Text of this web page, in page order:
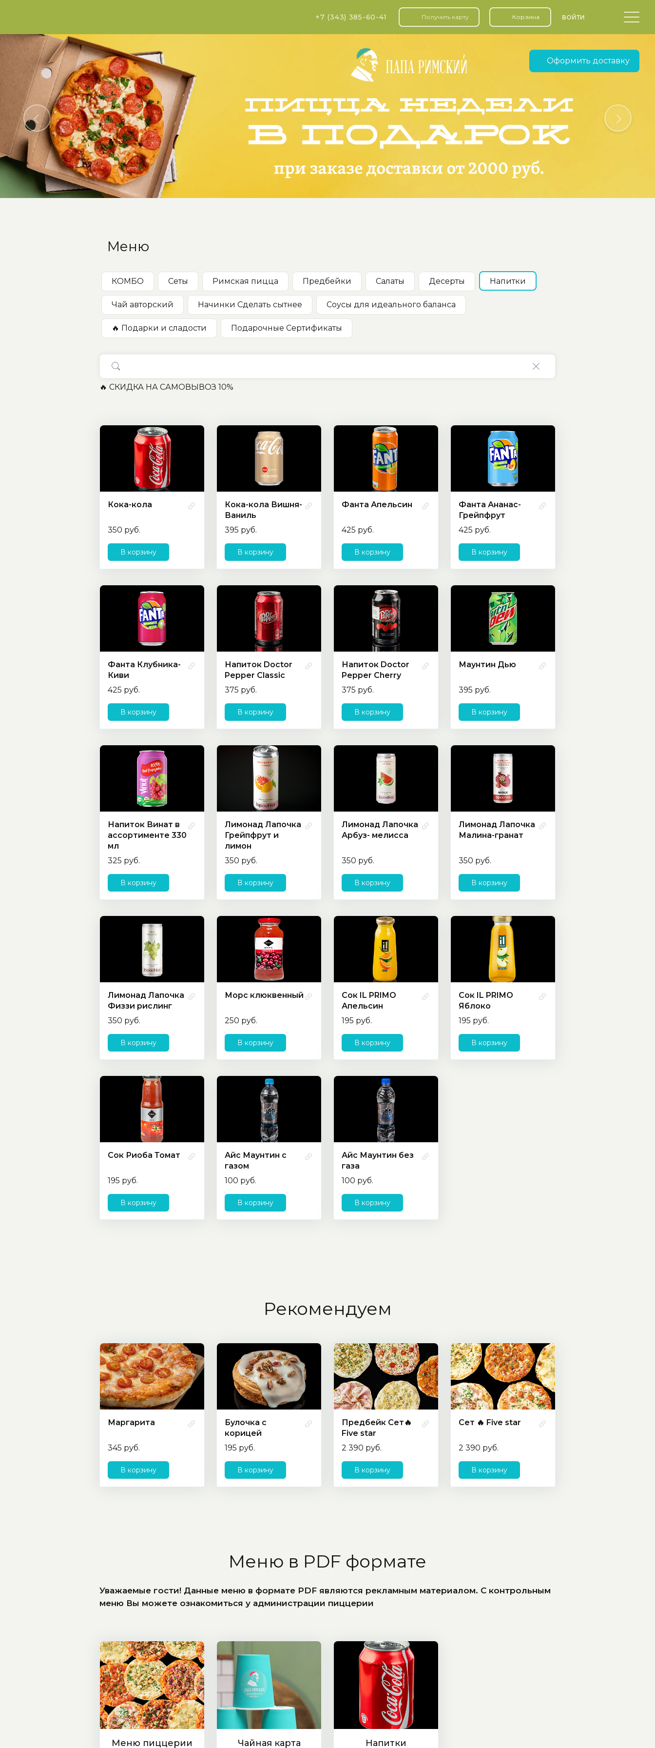
Оформить доставку
+7 (343) 385-60-41 Получить карту Корзина ВОЙТИ
Меню
КОМБО Сеты Римская пицца Предбейки Салaты Дeсерты Нaпитки
Чай авторский Начинки Сделать сытнее Соусы для идеального баланса
🔥 Подарки и сладости Подарочные Сертификаты
🔥 СКИДКА НА САМОВЫВОЗ 10%
Кока-кола
350 руб.
В корзину
Кока-кола Вишня-
Ваниль
395 руб.
В корзину
Фанта Апельсин
425 руб.
В корзину
Фанта Ананас-
Грейпфрут
425 руб.
В корзину
Фанта Клубника-
Киви
425 руб.
В корзину
Напиток Doctor
Pepper Classic
375 руб.
В корзину
Напиток Doctor
Pepper Cherry
375 руб.
В корзину
Маунтин Дью
395 руб.
В корзину
Напиток Винат в
ассортименте 330
мл
325 руб.
В корзину
Лимонад Лапочка
Грейпфрут и
лимон
350 руб.
В корзину
Лимонад Лапочка
Арбуз- мелисса
350 руб.
В корзину
Лимонад Лапочка
Малина-гранат
350 руб.
В корзину
Лимонад Лапочка
Физзи рислинг
350 руб.
В корзину
Морс клюквенный
250 руб.
В корзину
Сок IL PRIMO
Апельсин
195 руб.
В корзину
Сок IL PRIMO
Яблоко
195 руб.
В корзину
Сок Риоба Томат
195 руб.
В корзину
Айс Маунтин с
газом
100 руб.
В корзину
Айс Маунтин без
газа
100 руб.
В корзину
Рекомендуем
Маргарита
345 руб.
В корзину
Булочка с
корицей
195 руб.
В корзину
Предбейк Сет🔥
Five star
2 390 руб.
В корзину
Сет 🔥 Five star
2 390 руб.
В корзину
Меню в PDF формате
Уважаемые гости! Данные меню в формате PDF являются рекламным материалом. С контрольным
меню Вы можете ознакомиться у администрации пиццерии
Меню пиццерии Чайная карта Напитки